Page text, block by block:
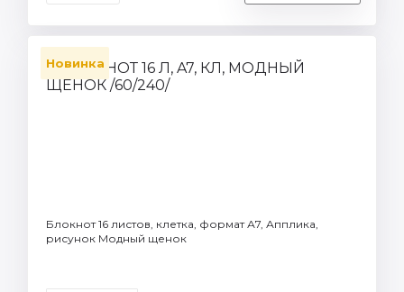
Новинка
Блокнот 16 листов, клетка, формат А7, Апплика,
рисунок Модный щенок